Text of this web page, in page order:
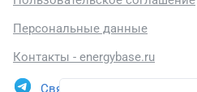
Персональные данные
Контакты - energybase.ru
Связаться в Telegram